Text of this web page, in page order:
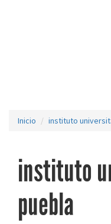
Inicio instituto
instituto
puebla